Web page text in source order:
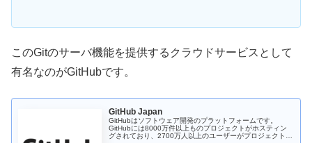
このGitのサーバ機能を提供するクラウドサービスとして
有名なのがGitHubです。
GitHub Japan
GitHubはソフトウェア開発のプラットフォームです。
GitHubには8000万件以上ものプロジェクトがホスティン
グされており、2700万人以上のユーザーがプロジェクトを